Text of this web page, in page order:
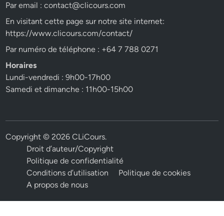
Par email :contact@clicours.com
En visitant cette page sur notre site internet:
https://www.clicours.com/contact/
Par numéro de téléphone : +64 7 788 0271
Horaires
Lundi-vendredi : 9h00-17h00
Samedi et dimanche : 11h00-15h00
Copyright © 2026CLiCours.
Droit d’auteur/Copyright
Politique de confidentialité
Conditions d’utilisation
Politique de cookies
A propos de nous